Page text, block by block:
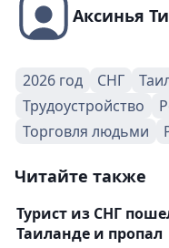
Аксинья
2026 год СНГ
Трудоустройство
Торговля людьми
Читайте также
Турист из СНГ
Таиланде и пропал